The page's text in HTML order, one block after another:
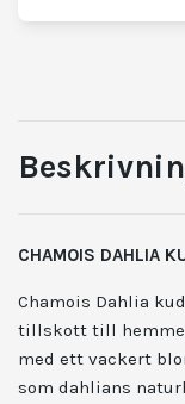
CHAMOIS DAHLIA
Chamois Dahlia
tillskott till
med ett vackert
som dahlians